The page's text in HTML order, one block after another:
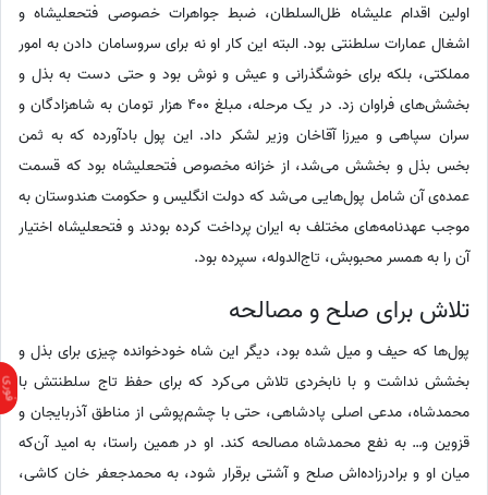
اولین اقدام علیشاه ظل‌السلطان، ضبط جواهرات خصوصی فتحعلیشاه و
اشغال عمارات سلطنتی بود. البته این کار او نه برای سروسامان دادن به امور
مملکتی، بلکه برای خوشگذرانی و عیش و نوش بود و حتی دست به بذل و
بخشش‌های فراوان زد. در یک مرحله، مبلغ 400 هزار تومان به شاهزادگان و
سران سپاهی و میرزا آقاخان وزیر لشکر داد. این پول بادآورده که به ثمن
بخس بذل و بخشش می‌شد، از خزانه مخصوص فتحعلیشاه بود که قسمت
عمده‌ی آن شامل پول‌هایی می‌شد که دولت انگلیس و حکومت هندوستان به
موجب عهدنامه‌های مختلف به ایران پرداخت کرده بودند و فتحعلیشاه اختیار
آن را به همسر محبوبش، تاج‌الدوله، سپرده بود.
تلاش برای صلح و مصالحه
پول‌ها که حیف و میل شده بود، دیگر این شاه خودخوانده چیزی برای بذل و
بخشش نداشت و با نابخردی تلاش می‌کرد که برای حفظ تاج سلطنتش با
محمدشاه، مدعی اصلی پادشاهی، حتی با چشم‌پوشی از مناطق آذربایجان و
قزوین و… به نفع محمدشاه مصالحه کند. او در همین راستا، به امید آن‌که
میان او و برادرزاده‌اش صلح و آشتی برقرار شود، به محمدجعفر خان کاشی،